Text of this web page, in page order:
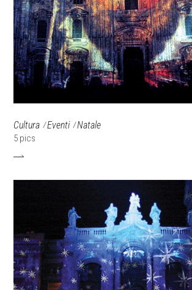
Cultura Eventi Natale
5 pics